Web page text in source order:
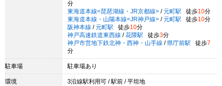
分
東海道本線<琵琶湖線・JR京都線> / 元町駅 徒歩10分
東海道本線・山陽本線<JR神戸線> / 元町駅 徒歩10分
阪神本線 / 元町駅 徒歩10分
神戸高速鉄道東西線 / 花隈駅 徒歩3分
神戸市営地下鉄北神・西神・山手線 / 県庁前駅 徒歩7
分
駐車場 駐車場あり
環境
3沿線駅利用可 / 駅前 / 平坦地